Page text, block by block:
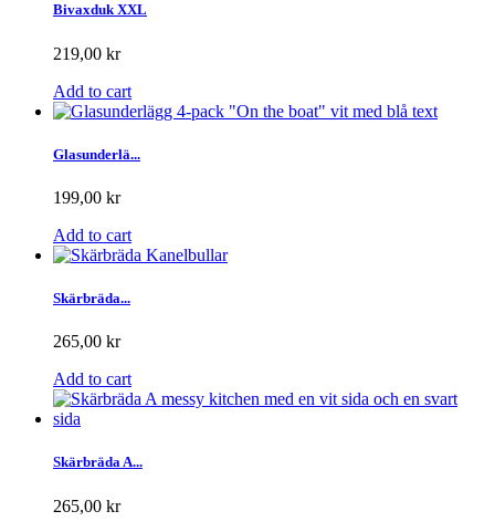
Bivaxduk XXL
219,00 kr
Add to cart
Glasunderlä...
199,00 kr
Add to cart
Skärbräda...
265,00 kr
Add to cart
Skärbräda A...
265,00 kr